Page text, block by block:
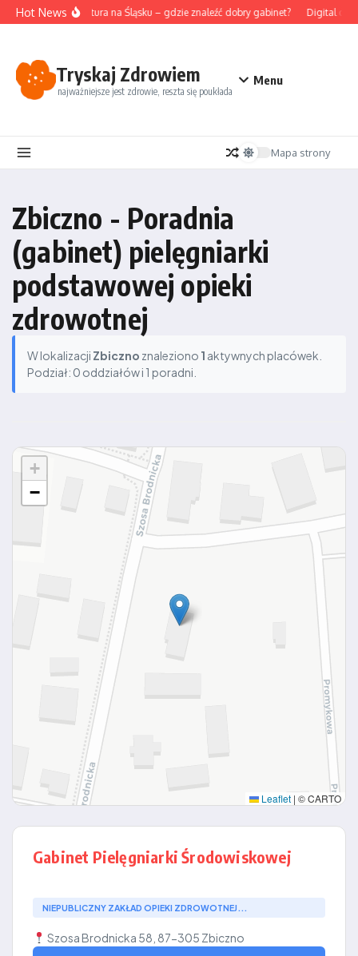
Przejdź do treści
Hot NewsAkupunktura na Śląsku – gdzie znaleźć dobry gabinet? Digital
Tryskaj Zdrowiem
najważniejsze jest zdrowie, reszta się poukłada
Menu
Mapa strony
Zbiczno - Poradnia
(gabinet) pielęgniarki
podstawowej opieki
zdrowotnej
W lokalizacji Zbiczno znaleziono 1 aktywnych placówek.
Podział: 0 oddziałów i 1 poradni.
+
−
Leaflet | © CARTO
Gabinet Pielęgniarki Środowiskowej
NIEPUBLICZNY ZAKŁAD OPIEKI ZDROWOTNEJ...
Szosa Brodnicka 58, 87-305 Zbiczno